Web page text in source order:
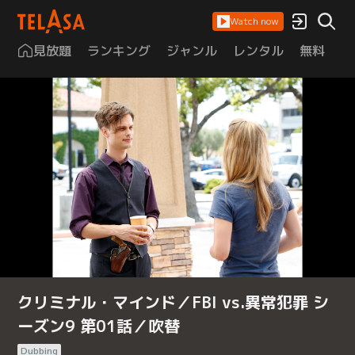
Watch now
見放題 ランキング ジャンル レンタル 無料
クリミナル・マインド／FBI vs.異常犯罪 シ
ーズン9 第01話／吹替
Dubbing